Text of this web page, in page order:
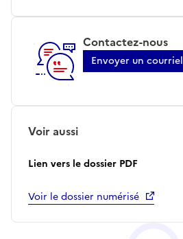
Contactez-nous
Envoyer un courriel
Voir aussi
Lien vers le dossier PDF
Voir le dossier numérisé